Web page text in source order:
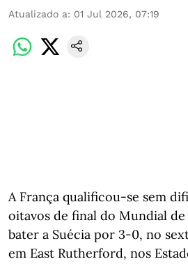
Atualizado a: 01 Jul 2026, 07:19
A França qualificou-se sem
oitavos de final do Mundial
bater a Suécia por 3-0, no
em East Rutherford, nos